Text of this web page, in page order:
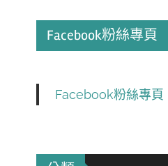
Facebook粉絲專頁
Facebook粉絲專頁